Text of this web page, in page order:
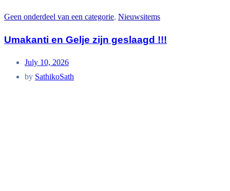
Geen onderdeel van een categorie, Nieuwsitems
Umakanti en Gelje zijn geslaagd !!!
July 10, 2026
by SathikoSath